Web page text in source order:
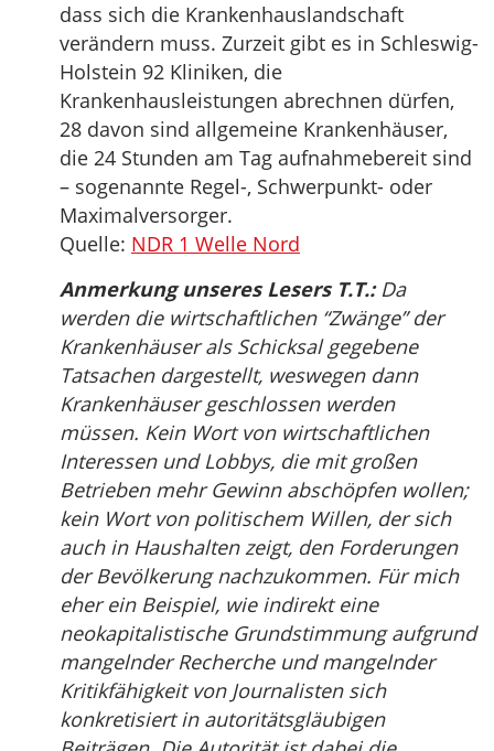
dass sich die Krankenhauslandschaft
verändern muss. Zurzeit gibt es in Schleswig-
Holstein 92 Kliniken, die
Krankenhausleistungen abrechnen dürfen,
28 davon sind allgemeine Krankenhäuser,
die 24 Stunden am Tag aufnahmebereit sind
– sogenannte Regel-, Schwerpunkt- oder
Maximalversorger.
Quelle: NDR 1 Welle Nord
Anmerkung unseres Lesers T.T.:Da
werden die wirtschaftlichen “Zwänge” der
Krankenhäuser als Schicksal gegebene
Tatsachen dargestellt, weswegen dann
Krankenhäuser geschlossen werden
müssen. Kein Wort von wirtschaftlichen
Interessen und Lobbys, die mit großen
Betrieben mehr Gewinn abschöpfen wollen;
kein Wort von politischem Willen, der sich
auch in Haushalten zeigt, den Forderungen
der Bevölkerung nachzukommen. Für mich
eher ein Beispiel, wie indirekt eine
neokapitalistische Grundstimmung aufgrund
mangelnder Recherche und mangelnder
Kritikfähigkeit von Journalisten sich
konkretisiert in autoritätsgläubigen